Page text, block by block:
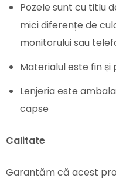
Pozele sunt cu titlu
mici diferențe de
monitorului sau
Materialul este fin
Lenjeria este
capse
Calitate
Garantăm că acest